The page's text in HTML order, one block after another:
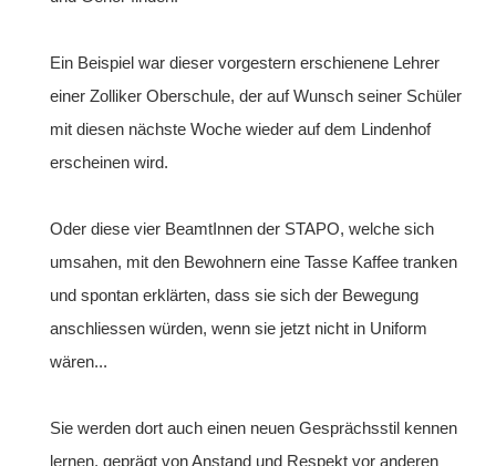
Ein Beispiel war dieser vorgestern erschienene Lehrer
einer Zolliker Oberschule, der auf Wunsch seiner Schüler
mit diesen nächste Woche wieder auf dem Lindenhof
erscheinen wird.
Oder diese vier BeamtInnen der STAPO, welche sich
umsahen, mit den Bewohnern eine Tasse Kaffee tranken
und spontan erklärten, dass sie sich der Bewegung
anschliessen würden, wenn sie jetzt nicht in Uniform
wären...
Sie werden dort auch einen neuen Gesprächsstil kennen
lernen, geprägt von Anstand und Respekt vor anderen